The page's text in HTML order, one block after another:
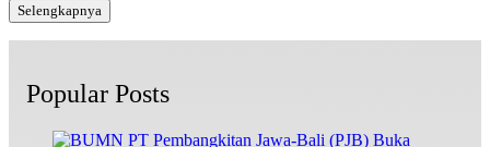
Selengkapnya
Popular Posts